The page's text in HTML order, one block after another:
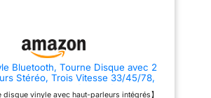
Un
une fois
la fin de
de
prise casque. Il est parfait pour
votre salon, votre chambre ou
votre bureau. 【Retro Outer &
Bluetooth, Tourne Disque avec 2
Stéréo, Trois Vitesse 33/45/78,
vinyle avec haut-parleurs intégrés】